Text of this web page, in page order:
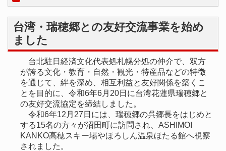
台湾・瑞穂郷との友好交流事業を始め
ました
台北駐日経済文化代表処札幌分処の仲介で、双方
が誇る文化・教育・自然・観光・特産品などの特徴
を通じて、絆を深め、相互利益と友好関係を築くこ
とを目的に、令和6年6月20日に台湾花蓮県瑞穂郷と
の友好交流協定を締結しました。
令和6年12月27日には、瑞穂郷の呉郷長をはじめと
する15名の方々が沼田町に訪問され、ASHIMOI
KANKO高穂スキー場やほろしん温泉ほたる館へ視察
されました。